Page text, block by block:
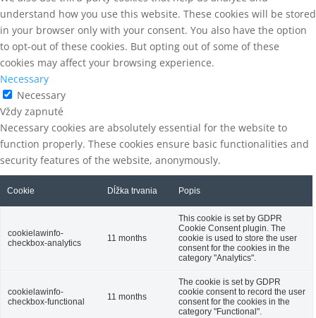
understand how you use this website. These cookies will be stored
in your browser only with your consent. You also have the option
to opt-out of these cookies. But opting out of some of these
cookies may affect your browsing experience.
Necessary
Necessary
Vždy zapnuté
Necessary cookies are absolutely essential for the website to
function properly. These cookies ensure basic functionalities and
security features of the website, anonymously.
Cookie Dĺžka trvania Popis
cookielawinfo-
checkbox-analytics
11 months
This cookie is set by GDPR
Cookie Consent plugin. The
cookie is used to store the user
consent for the cookies in the
category "Analytics".
cookielawinfo-
checkbox-functional
11 months
The cookie is set by GDPR
cookie consent to record the user
consent for the cookies in the
category "Functional".